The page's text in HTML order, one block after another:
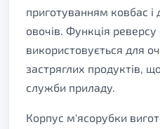
приготуванням ковбас і
овочів. Функція
використовується для
застряглих продуктів,
служби приладу.
Корпус м'ясорубки